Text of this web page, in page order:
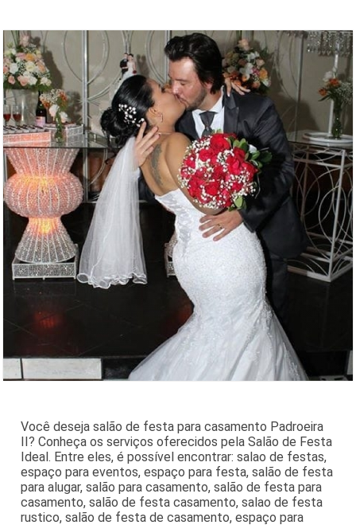
Você deseja salão de festa para casamento Padroeira
II? Conheça os serviços oferecidos pela Salão de Festa
Ideal. Entre eles, é possível encontrar: salao de festas,
espaço para eventos, espaço para festa, salão de festa
para alugar, salão para casamento, salão de festa para
casamento, salão de festa casamento, salao de festa
rustico, salão de festa de casamento, espaço para